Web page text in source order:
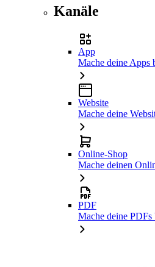
Kanäle
App
Mache deine Apps
Website
Mache deine
Online-Shop
Mache deinen
PDF
Mache deine PDFs